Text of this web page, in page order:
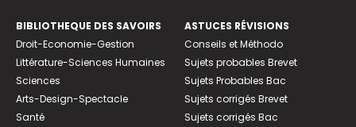
BIBLIOTHEQUE DES SAVOIRS
Droit-Economie-Gestion
Littérature-Sciences Humaines
Sciences
Arts-Design-Spectacle
Santé
ASTUCES RÉVISIONS
Conseils et Méthodo
Sujets probables Brevet
Sujets Probables Bac
Sujets corrigés Brevet
Sujets corrigés Bac